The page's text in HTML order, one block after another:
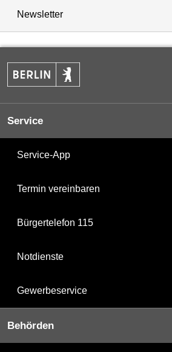
Newsletter
Service
Service-App
Termin vereinbaren
Bürgertelefon 115
Notdienste
Gewerbeservice
Behörden